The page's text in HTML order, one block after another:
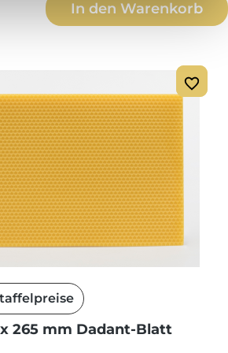
In den Warenkorb
265 mm Dadant-Blatt